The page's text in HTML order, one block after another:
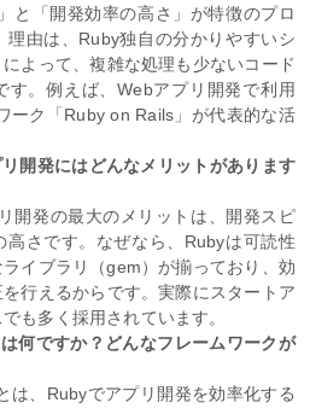
と「開発効率の高さ」が特徴のプロ
理由は、Ruby独自の分かりやすいシ
よって、複雑な処理も少ないコード
す。例えば、Webアプリ開発で利用
ーク「Ruby on Rails」が代表的な活
開発にはどんなメリットがあります
開発の最大のメリットは、開発スピ
高さです。なぜなら、Rubyは可読性
イブラリ（gem）が揃っており、効
行えるからです。実際にスタートア
も多く採用されています。
何ですか？どんなフレームワークが
は、Rubyでアプリ開発を効率化する